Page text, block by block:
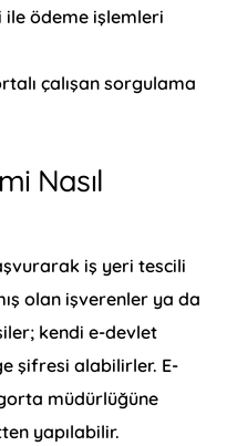
ile ödeme işlemleri
çalışan sorgulama
Nasıl
iş yeri tescili
olan işverenler ya da
kendi e-devlet
şifresi alabilirler. E-
müdürlüğüne
yapılabilir.